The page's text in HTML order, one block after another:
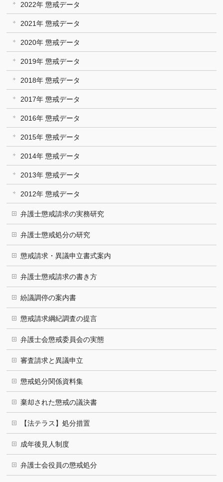
2022年 懲戒データ
2021年 懲戒データ
2020年 懲戒データ
2019年 懲戒データ
2018年 懲戒データ
2017年 懲戒データ
2016年 懲戒データ
2015年 懲戒データ
2014年 懲戒データ
2013年 懲戒データ
2012年 懲戒データ
弁護士懲戒請求の実務研究
弁護士懲戒処分の研究
懲戒請求・異議申立書式案内
弁護士懲戒請求の書き方
紛議調停の案内書
懲戒請求綱紀調査の提言
弁護士会懲戒委員会の実態
審査請求と異議申立
懲戒処分関係資料集
棄却された懲戒の議決書
【法テラス】処分措置
成年後見人制度
弁護士会役員の懲戒処分